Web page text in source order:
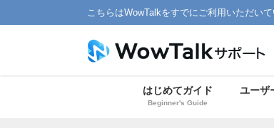
こちらはWowTalkをすでにご利用いただい
はじめてガイド
Beginner's Guide
ユーザ